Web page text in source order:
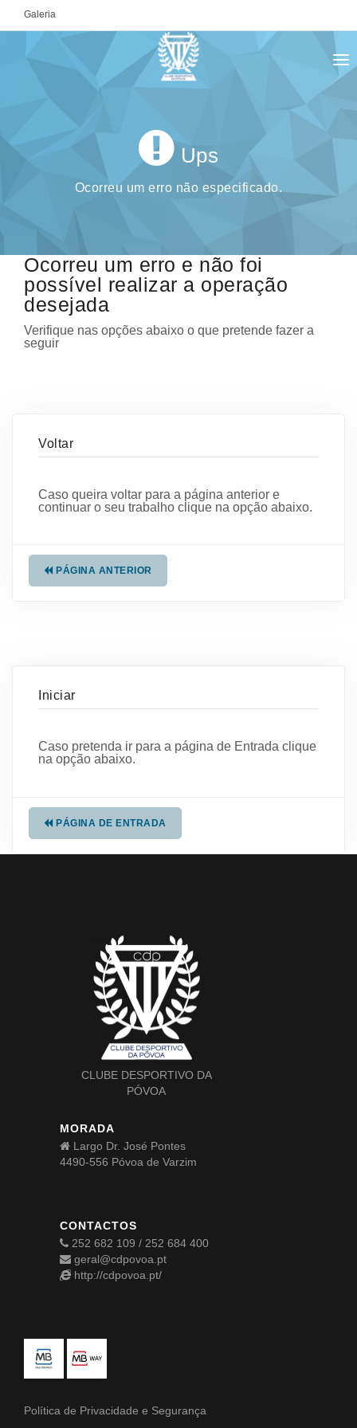
Galeria
Ups
Ocorreu um erro não especificado.
Ocorreu um erro e não foi
possível realizar a operação
desejada
Verifique nas opções abaixo o que pretende fazer a
seguir
Voltar
Caso queira voltar para a página anterior e
continuar o seu trabalho clique na opção abaixo.
PÁGINA ANTERIOR
Iniciar
Caso pretenda ir para a página de Entrada clique
na opção abaixo.
PÁGINA DE ENTRADA
CLUBE DESPORTIVO DA
PÓVOA
MORADA
Largo Dr. José Pontes
4490-556 Póvoa de Varzim
CONTACTOS
252 682 109 / 252 684 400
geral@cdpovoa.pt
http://cdpovoa.pt/
Política de Privacidade e Segurança